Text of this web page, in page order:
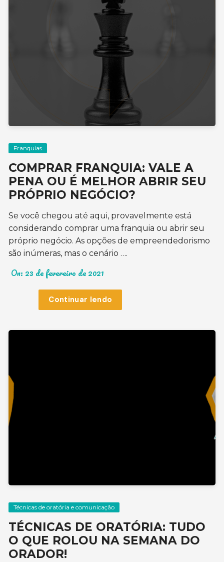
Franquias
COMPRAR FRANQUIA: VALE A
PENA OU É MELHOR ABRIR SEU
PRÓPRIO NEGÓCIO?
Se você chegou até aqui, provavelmente está
considerando comprar uma franquia ou abrir seu
próprio negócio. As opções de empreendedorismo
são inúmeras, mas o cenário ….
On: 23 de fevereiro de 2021
Continuar lendo
Técnicas de oratória e comunicação
TÉCNICAS DE ORATÓRIA: TUDO
O QUE ROLOU NA SEMANA DO
ORADOR!